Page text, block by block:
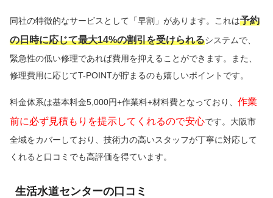
同社の特徴的なサービスとして「早割」があります。これは予約
の日時に応じて最大14%の割引を受けられるシステムで、
緊急性の低い修理であれば費用を抑えることができます。また、
修理費用に応じてT-POINTが貯まるのも嬉しいポイントです。
料金体系は基本料金5,000円+作業料+材料費となっており、 作業
前に必ず見積もりを提示してくれるので安心です。大阪市
全域をカバーしており、技術力の高いスタッフが丁寧に対応して
くれると口コミでも高評価を得ています。
生活水道センターの口コミ